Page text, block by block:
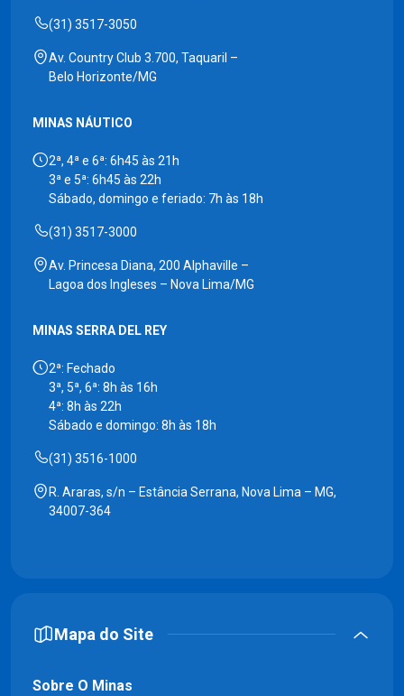
(31) 3517-3050
Av. Country Club 3.700, Taquaril –
Belo Horizonte/MG
MINAS NÁUTICO
2ª, 4ª e 6ª: 6h45 às 21h
3ª e 5ª: 6h45 às 22h
Sábado, domingo e feriado: 7h às 18h
(31) 3517-3000
Av. Princesa Diana, 200 Alphaville –
Lagoa dos Ingleses – Nova Lima/MG
MINAS SERRA DEL REY
2ª: Fechado
3ª, 5ª, 6ª: 8h às 16h
4ª: 8h às 22h
Sábado e domingo: 8h às 18h
(31) 3516-1000
R. Araras, s/n – Estância Serrana, Nova Lima – MG,
34007-364
Mapa do Site
Sobre O Minas